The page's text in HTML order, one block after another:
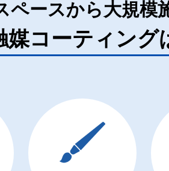
ペースから大規模
コーティング